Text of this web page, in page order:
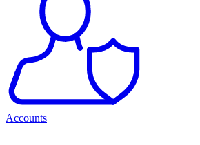
Accounts